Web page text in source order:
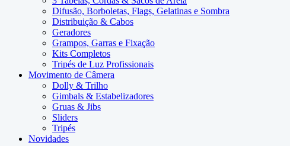
Difusão, Borboletas, Flags, Gelatinas e Sombra
Distribuição & Cabos
Geradores
Grampos, Garras e Fixação
Kits Completos
Tripés de Luz Profissionais
Movimento de Câmera
Dolly & Trilho
Gimbals & Estabelizadores
Gruas & Jibs
Sliders
Tripés
Novidades